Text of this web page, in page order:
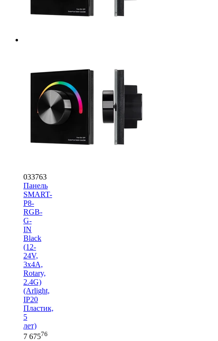
033763
Панель
SMART-
P8-
RGB-
G-
IN
Black
(12-
24V,
3x4A,
Rotary,
2.4G)
(Arlight,
IP20
Пластик,
5
лет)
7 67576